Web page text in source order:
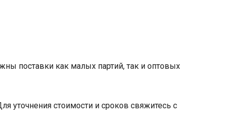
поставки как малых партий, так и оптовых
уточнения стоимости и сроков свяжитесь с